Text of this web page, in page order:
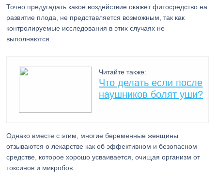
Точно предугадать какое воздействие окажет фитосредство на
развитие плода, не представляется возможным, так как
контролируемые исследования в этих случаях не
выполняются.
Читайте также:
Что делать если после
наушников болят уши?
Однако вместе с этим, многие беременные женщины
отзываются о лекарстве как об эффективном и безопасном
средстве, которое хорошо усваивается, очищая организм от
токсинов и микробов.